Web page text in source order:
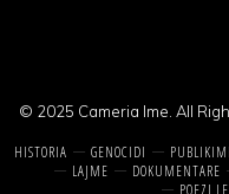
© 2025 Cameria Ime. All
HISTORIA GENOCIDI
LAJME
DOKUMENTARE
POEZI